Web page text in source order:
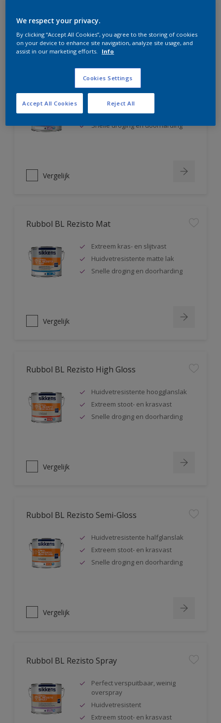
Rubbol BL Rezisto Satin
Extreem kras- en slijtvast
Huidvetresistente zijdeglanslak
Snelle droging en doorharding
Vergelijk
Rubbol BL Rezisto Mat
Extreem kras- en slijtvast
Huidvetresistente matte lak
Snelle droging en doorharding
Vergelijk
Rubbol BL Rezisto High Gloss
Huidvetresistente hoogglanslak
Extreem stoot- en krasvast
Snelle droging en doorharding
Vergelijk
Rubbol BL Rezisto Semi-Gloss
Huidvetresistente halfglanslak
Extreem stoot- en krasvast
Snelle droging en doorharding
Vergelijk
Rubbol BL Rezisto Spray
Perfect verspuitbaar, weinig
overspray
Huidvetresistent
Extreem stoot- en krasvast
We respect your privacy.
By clicking “Accept All Cookies”, you agree to the storing of cookies
on your device to enhance site navigation, analyze site usage, and
assist in our marketing efforts.
Info
Cookies Settings
Reject All
Accept All Cookies